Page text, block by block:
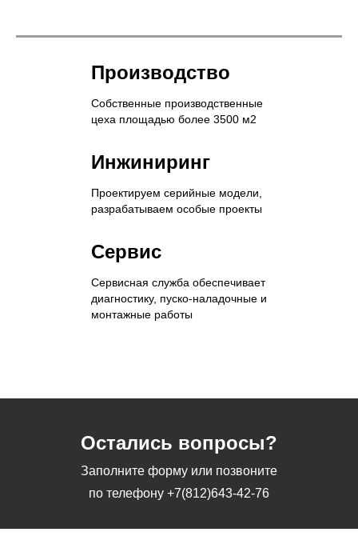
Производство
Собственные производственные
цеха площадью более 3500 м2
Инжиниринг
Проектируем серийные модели,
разрабатываем особые проекты
Сервис
Сервисная служба обеспечивает
диагностику, пуско-наладочные и
монтажные работы
Остались вопросы?
Заполните форму или позвоните
по телефону +7(812)643-42-76